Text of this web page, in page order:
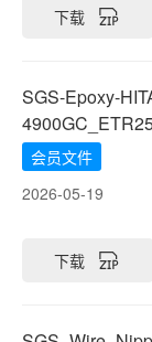
下载
SGS-Epoxy-
会员文件
2026-05-19
下载